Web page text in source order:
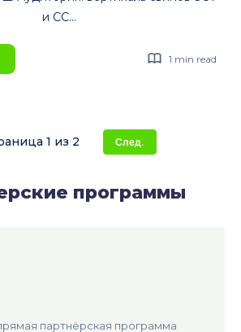
и CC…
1 min read
1 из 2 След.
программы
партнёрская программа